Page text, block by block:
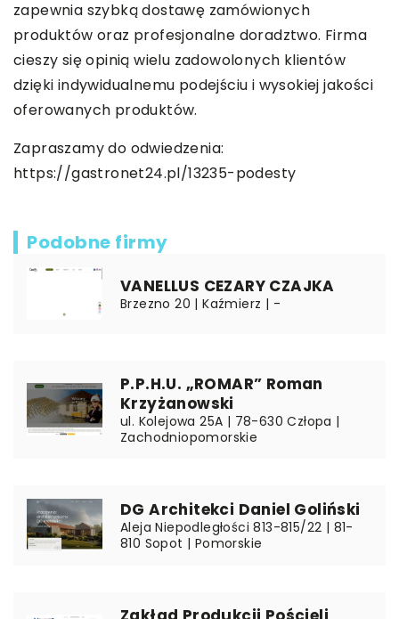
zapewnia szybką dostawę zamówionych
produktów oraz profesjonalne doradztwo. Firma
cieszy się opinią wielu zadowolonych klientów
dzięki indywidualnemu podejściu i wysokiej jakości
oferowanych produktów.
Zapraszamy do odwiedzenia:
https://gastronet24.pl/13235-podesty
Podobne firmy
VANELLUS CEZARY CZAJKA
Brzezno 20 | Kaźmierz | -
P.P.H.U. „ROMAR” Roman
Krzyżanowski
ul. Kolejowa 25A | 78-630 Człopa |
Zachodniopomorskie
DG Architekci Daniel Goliński
Aleja Niepodległości 813-815/22 | 81-
810 Sopot | Pomorskie